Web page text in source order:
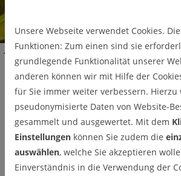
apl. Prof. Dr. Mimoza Gjikaj
apl. Prof. Dr.
Publikationen
apl. Prof. Dr. Mimoza Gjikaj
Unsere Webseite verwendet Cookies.
Funktionen: Zum einen sind sie
grundlegende Funktionalität unserer
anderen können wir mit Hilfe der
für Sie immer weiter verbessern. Hierzu
pseudonymisierte Daten von Website-
gesammelt und ausgewertet. Mit dem
Einstellungen können Sie zudem die
auswählen, welche Sie akzeptieren
Einverständnis in die Verwendung der